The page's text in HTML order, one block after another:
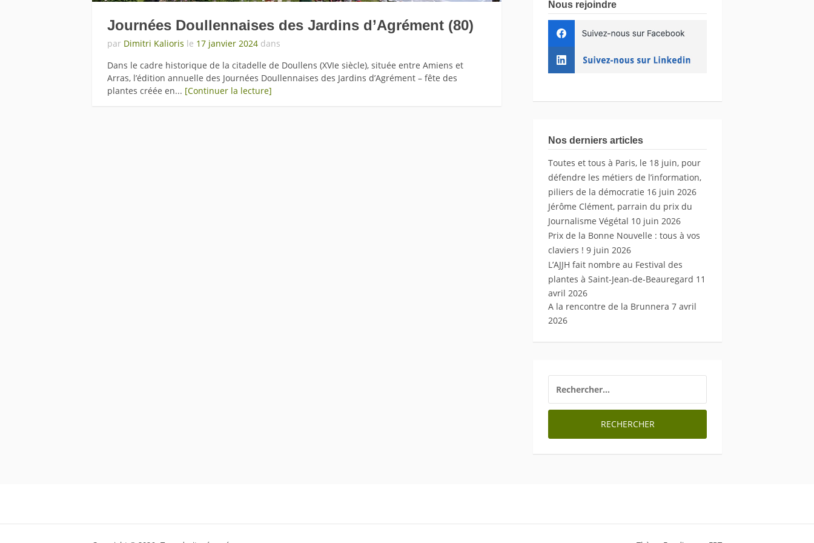
Journées Doullennaises des Jardins d’Agrément (80)
par Dimitri Kalioris le 17 janvier 2024 dans
Dans le cadre historique de la citadelle de Doullens (XVIe siècle), située entre Amiens et
Arras, l’édition annuelle des Journées Doullennaises des Jardins d’Agrément – fête des
plantes créée en... [Continuer la lecture]
Nous rejoindre
Nos derniers articles
Toutes et tous à Paris, le 18 juin, pour
défendre les métiers de l’information,
piliers de la démocratie 16 juin 2026
Jérôme Clément, parrain du prix du
Journalisme Végétal 10 juin 2026
Prix de la Bonne Nouvelle : tous à vos
claviers ! 9 juin 2026
L’AJJH fait nombre au Festival des
plantes à Saint-Jean-de-Beauregard 11
avril 2026
A la rencontre de la Brunnera 7 avril
2026